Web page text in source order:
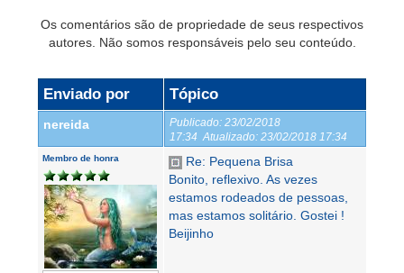
Os comentários são de propriedade de seus respectivos
autores. Não somos responsáveis pelo seu conteúdo.
Enviado por Tópico
nereida Publicado: 23/02/2018
17:34 Atualizado: 23/02/2018 17:34
Membro de honra
Re: Pequena Brisa
Bonito, reflexivo. As vezes
estamos rodeados de pessoas,
mas estamos solitário. Gostei !
Beijinho